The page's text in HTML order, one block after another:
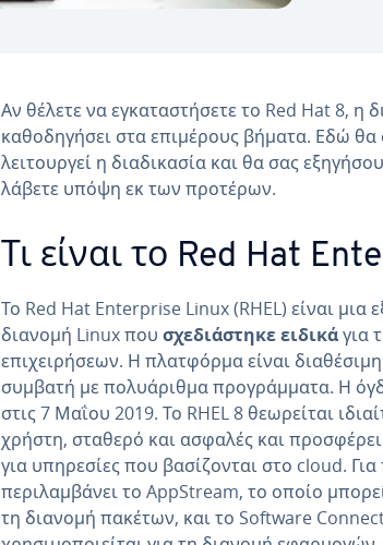
Αν θέλετε να εγκαταστήσετε το Red Hat 8, η
καθοδηγήσει στα επιμέρους βήματα. Εδώ θα
λειτουργεί η διαδικασία και θα σας
λάβετε υπόψη εκ των προτέρων.
Τι είναι το Red Hat
Το Red Hat Enterprise Linux (RHEL) είναι μια
διανομή Linux που σχεδιάστηκε ειδικάγια
επιχειρήσεων. Η πλατφόρμα είναι
συμβατή με πολυάριθμα προγράμματα. Η
στις 7 Μαΐου 2019. Το RHEL 8 θεωρείται
χρήστη, σταθερό και ασφαλές και
για υπηρεσίες που βασίζονται στο cloud.
περιλαμβάνει το AppStream, το οποίο
τη διανομή πακέτων, και το Software